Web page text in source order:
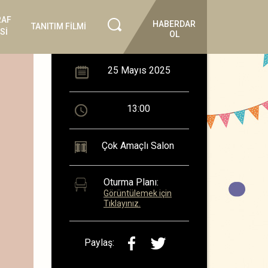
TANITIM FİLMİ
HABERDAR
OL
25 Mayıs 2025
13:00
Çok Amaçlı Salon
Oturma Planı:
Görüntülemek için
Tıklayınız.
Paylaş: